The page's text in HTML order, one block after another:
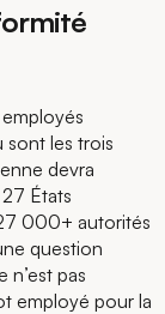
sont les trois
devra
États
000+ autorités
question
n’est pas
employé pour la